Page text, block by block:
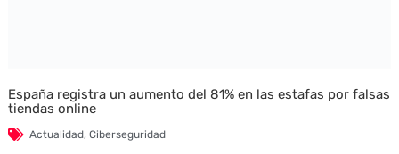
España registra un aumento del 81% en las estafas por falsas
tiendas online
Actualidad, Ciberseguridad